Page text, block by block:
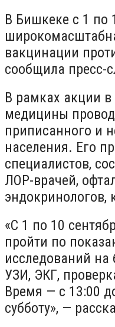
В Бишкеке с 1 по
вакцинации
сообщила пресс-
В рамках акции
медицины
приписанного и
населения. Его
специалистов,
ЛОР-врачей,
эндокринологов,
«С 1 по 10
пройти по
исследований на
УЗИ, ЭКГ,
Время — с 13:00
субботу», —